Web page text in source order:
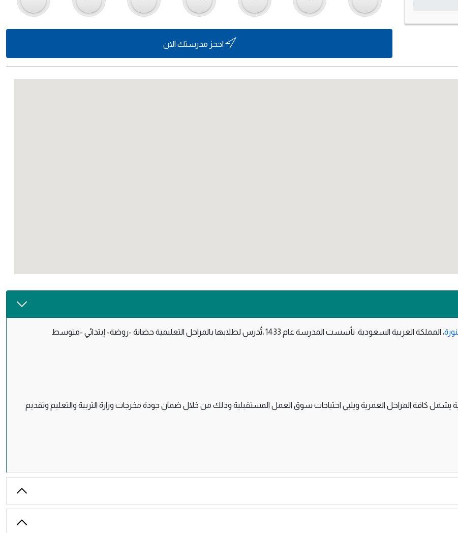
احجز مدرستك الان
، المملكة العربية السعودية. تأسست المدرسة عام 1433 ،تُدرس لطلابها بالمراحل التعليمية حضانة -روضة- إبتدائي -متوسط
يشمل كافة المراحل العمرية ويلبي احتياجات سوق العمل المستقبلية وذلك من خلال ضمان جودة مخرجات وزارة التربية والتعليم وتقديم